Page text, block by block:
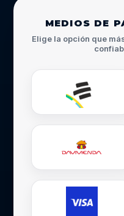
MEDIOS DE
Elige la opción que